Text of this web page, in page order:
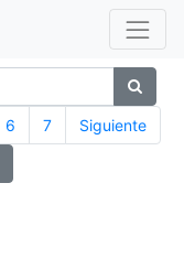
6 7 Siguiente